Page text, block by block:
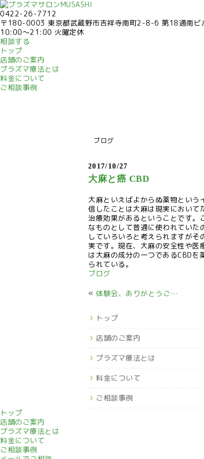
0422-26-7712
〒180-0003 東京都武蔵野市吉祥寺南町2-8-6 第18通南ビ
10:00～21:00 火曜定休
相談する
トップ
店舗のご案内
プラズマ療法とは
料金について
ご相談事例
ブログ
2017/10/27
大麻と癌 CBD
大麻といえばよからぬ薬物とい
信したことは大麻は現実において
治療効果があるということです。
なものとして普通に使われてい
していろいろと考えられますが
実です。現在、大麻の安全性や
は大麻の成分の一つであるCBD
られている。
ブログ
«
体験会、ありがとうございました。
トップ
店舗のご案内
プラズマ療法とは
料金について
ご相談事例
トップ
店舗のご案内
プラズマ療法とは
料金について
ご相談事例